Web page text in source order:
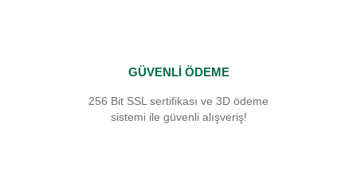
GÜVENLİ ÖDEME
256 Bit SSL sertifikası ve 3D ödeme
sistemi ile güvenli alışveriş!